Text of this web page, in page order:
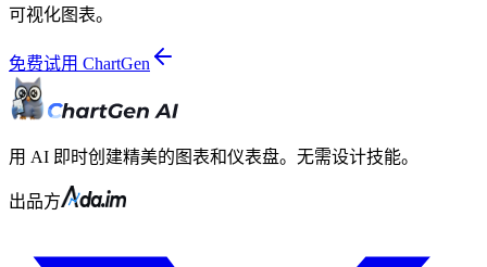
可视化图表。
免费试用 ChartGen
用 AI 即时创建精美的图表和仪表盘。无需设计技能。
出品方